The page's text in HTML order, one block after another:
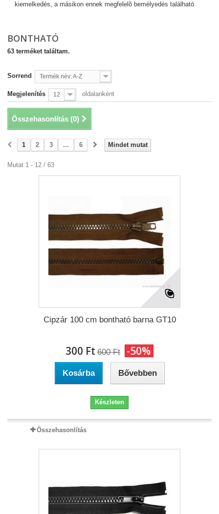
kiemelkedés, a másikon ennek megfelelõ bemélyedés található
BONTHATÓ
63 terméket találtam.
Sorrend Termék név: A-Z
Megjelenítés 12 oldalanként
Összehasonlítás (0)
Mindet mutat
1 2 3 ... 6
Mutat 1 - 12 / 63
Cipzár 100 cm bontható barna GT10
300 Ft‎ 600 Ft‎ -50%
Kosárba Bővebben
Készleten
Összehasonlítás